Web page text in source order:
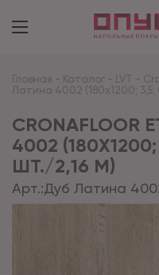
Главная - Каталог - LVT -
Латина 4002 (180x1200; 3,5;
CRONAFLOOR
4002
ШТ./2,16 М)
Арт.:Дуб Латина